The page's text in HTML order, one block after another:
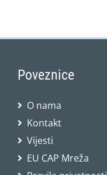
Poveznice
O nama
Kontakt
Vijesti
EU CAP Mreža